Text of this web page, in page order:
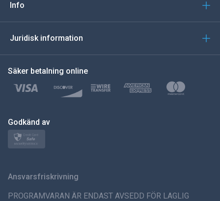
Türkçe
Polski
ภาษาไทย
Info
Juridisk information
Säker betalning online
Godkänd av
Ansvarsfriskrivning
PROGRAMVARAN ÄR ENDAST AVSEDD FÖR LAGLIG